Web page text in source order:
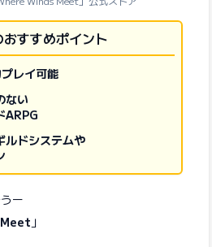
すすめポイント
レイ可能
ない
ARPG
ルドシステムや
ー
」